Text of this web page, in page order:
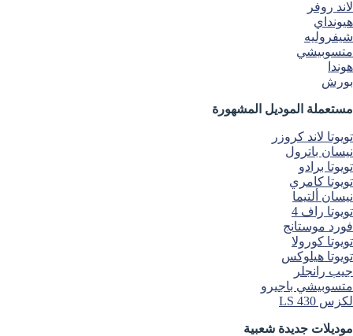
لاند روفر
هيونداي
شيفروليه
متسوبيشي
هوندا
بورش
مستعملة الموديل المشهورة
تويوتا لاند كروزر
نيسان باترول
تويوتا برادو
تويوتا كامري
نيسان ألتيما
تويوتا راف 4
فورد موستانج
تويوتا كورولا
تويوتا هيلوكس
جيب رانجلر
متسوبيشي باجيرو
لكزس LS 430
موديلات جديدة شعبية